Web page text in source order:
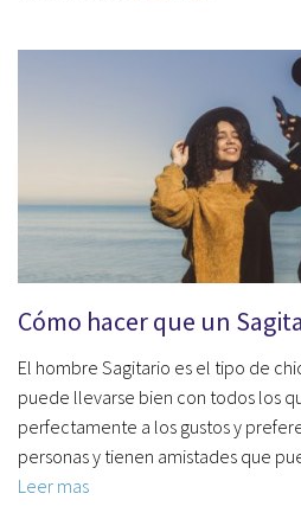
Cómo hacer que un
El hombre Sagitario es el tipo de
puede llevarse bien con todos los
perfectamente a los gustos y
personas y tienen amistades que
Leer mas